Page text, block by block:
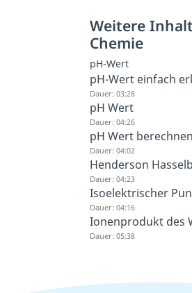
Weitere
Chemie
pH-Wert
pH-Wert einfach
Dauer: 03:28
pH Wert
Dauer: 04:26
pH Wert berechnen
Dauer: 04:02
Henderson
Dauer: 04:23
Isoelektrischer
Dauer: 04:16
Ionenprodukt des
Dauer: 05:38